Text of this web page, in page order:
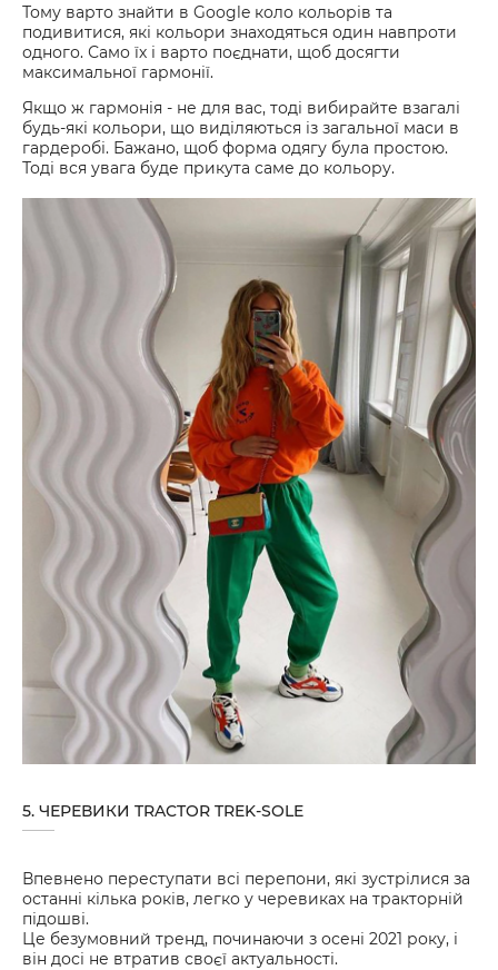
Тому варто знайти в Google коло кольорів та
подивитися, які кольори знаходяться один навпроти
одного. Само їх і варто поєднати, щоб досягти
максимальної гармонії.
Якщо ж гармонія - не для вас, тоді вибирайте взагалі
будь-які кольори, що виділяються із загальної маси в
гардеробі. Бажано, щоб форма одягу була простою.
Тоді вся увага буде прикута саме до кольору.
5. ЧЕРЕВИКИ TRACTOR TREK-SOLE
Впевнено переступати всі перепони, які зустрілися за
останні кілька років, легко у черевиках на тракторній
підошві.
Це безумовний тренд, починаючи з осені 2021 року, і
він досі не втратив своєї актуальності.